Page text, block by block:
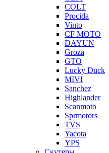
COLT
Procida
Vinto
CF MOTO
DAYUN
Groza
GTO
Lucky Duck
MIVI
Sanchez
Highlander
Scanmoto
Sprmotors
TVS
Yacota
YPS